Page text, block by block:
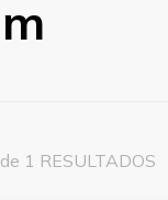
1 RESULTADOS